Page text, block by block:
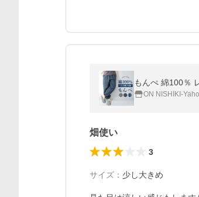
ON NISHIKI-
畑使い
3
サイズ ： 少し大きめ